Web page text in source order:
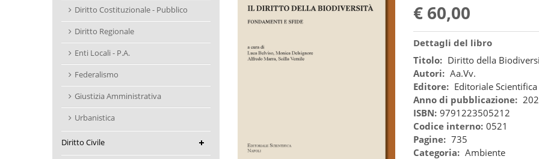
€ 60,00
Dettagli del libro
Titolo: Diritto della
Autori: Aa.Vv.
Editore: Editoriale Scientifica
Anno di pubblicazione:
ISBN: 9791223505212
Codice interno: 0521
Pagine: 735
Categoria: Ambiente
Diritto Costituzionale - Pubblico
Diritto Regionale
Enti Locali - P.A.
Federalismo
Giustizia Amministrativa
Urbanistica
Diritto Civile